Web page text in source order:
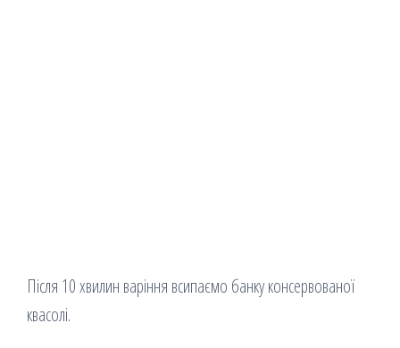
Після 10 хвилин варіння всипаємо банку консервованої
квасолі.